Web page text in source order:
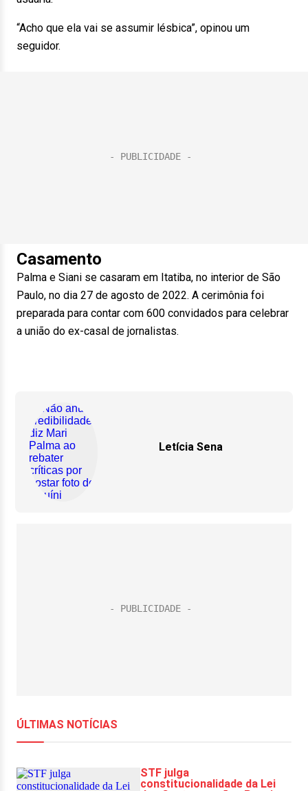
“Acho que ela vai se assumir lésbica”, opinou um
seguidor.
Casamento
Palma e Siani se casaram em Itatiba, no interior de São
Paulo, no dia 27 de agosto de 2022. A cerimônia foi
preparada para contar com 600 convidados para celebrar
a união do ex-casal de jornalistas.
Letícia Sena